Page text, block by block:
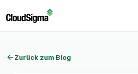
Zurück zum Blog